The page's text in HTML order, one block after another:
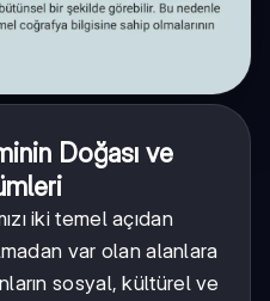
Doğası ve
iki temel açıdan
var olan alanlara
sosyal, kültürel ve